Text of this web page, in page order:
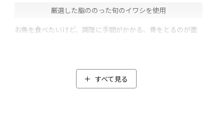
厳選した脂ののった旬のイワシを使用
お魚を食べたいけど、調理に手間がかかる、骨をとるのが面
ズなど、メーカーの厳しい基準をクリアした「ミニとろイワ
シ缶」に見合うイワシだけを使用。
すべて見る